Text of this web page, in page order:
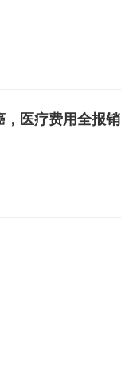
，医疗费用全报销